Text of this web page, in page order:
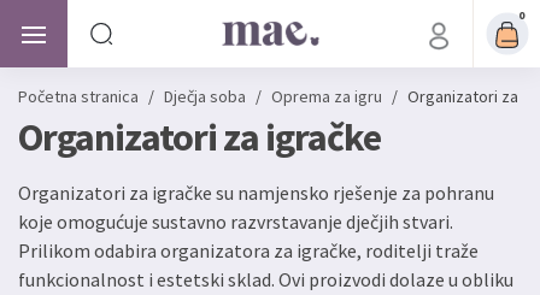
0
Početna stranica / Dječja soba / Oprema za igru / Organizatori za
Organizatori za igračke
Organizatori za igračke su namjensko rješenje za pohranu
koje omogućuje sustavno razvrstavanje dječjih stvari.
Prilikom odabira organizatora za igračke, roditelji traže
funkcionalnost i estetski sklad. Ovi proizvodi dolaze u obliku